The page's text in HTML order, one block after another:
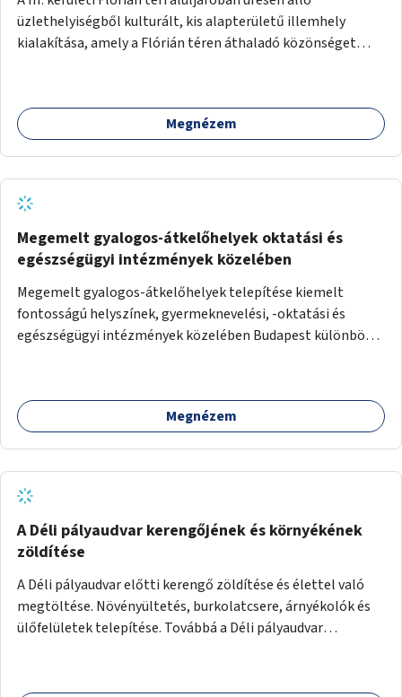
üzlethelyiségből kulturált, kis alapterületű illemhely
kialakítása, amely a Flórián téren áthaladó közönséget
Megnézem
Megemelt gyalogos-átkelőhelyek oktatási és
egészségügyi intézmények közelében
Megemelt gyalogos-átkelőhelyek telepítése kiemelt
fontosságú helyszínek, gyermeknevelési, -oktatási és
egészségügyi intézmények közelében Budapest különböző
Megnézem
A Déli pályaudvar kerengőjének és környékének
zöldítése
A Déli pályaudvar előtti kerengő zöldítése és élettel való
megtöltése. Növényültetés, burkolatcsere, árnyékolók és
ülőfelületek telepítése. Továbbá a Déli pályaudvar